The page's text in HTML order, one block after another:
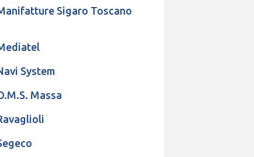
Sigaro Toscano
System
Massa